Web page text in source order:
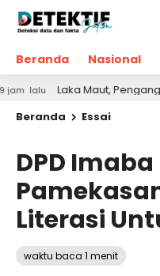
Beranda Nasional
Laka Maut, Pengangkut
Beranda
Essai
DPD Imaba
Literasi
waktu baca 1 menit